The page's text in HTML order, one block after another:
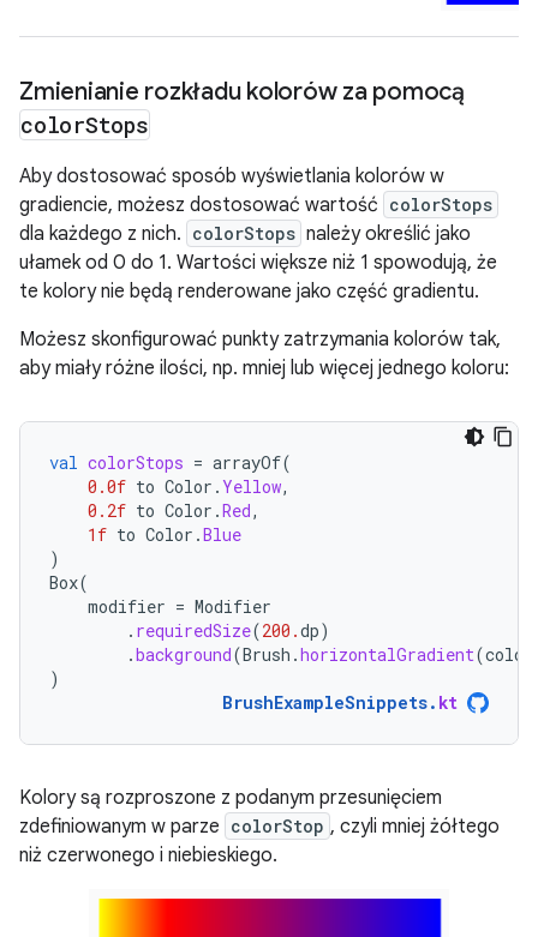
Zmienianie rozkładu kolorów za pomocą
colorStops
Aby dostosować sposób wyświetlania kolorów w
gradiencie, możesz dostosować wartość colorStops
dla każdego z nich. colorStops należy określić jako
ułamek od 0 do 1. Wartości większe niż 1 spowodują, że
te kolory nie będą renderowane jako część gradientu.
Możesz skonfigurować punkty zatrzymania kolorów tak,
aby miały różne ilości, np. mniej lub więcej jednego koloru:
val colorStops = arrayOf(
0.0f to Color . Yellow,
0.2f to Color .Red,
1f to Color .Blue
)
Box(
modifier = Modifier
. requiredSize(200.dp)
.background(Brush .horizontalGradient(
)
BrushExampleSnippets. kt
Kolory są rozproszone z podanym przesunięciem
zdefiniowanym w parze colorStop , czyli mniej żółtego
niż czerwonego i niebieskiego.